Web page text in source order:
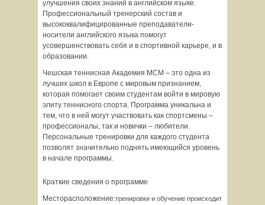
улучшения своих знаний в английском языке.
Профессиональный тренерский состав и
высококвалифицированные преподаватели-
носители английского языка помогут
усовершенствовать себя и в спортивной карьере, и в
образовании.
Чешская теннисная Академия МСМ – это одна из
лучших школ в Европе с мировым признанием,
которая помогает своим студентам войти в мировую
элиту теннисного спорта. Программа уникальна и
тем, что в ней могут участвовать как спортсмены –
профессионалы, так и новички – любители.
Персональные тренировки для каждого студента
позволят значительно поднять имеющийся уровень
в начале программы.
Краткие сведения о программе
Месторасположение:тренировки и обучение происходит